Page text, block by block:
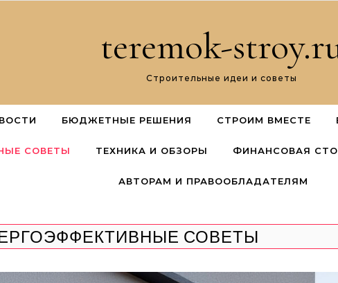
teremok-
Строительные идеи и советы
БЮДЖЕТНЫЕ РЕШЕНИЯ СТРОИМ ВМЕСТЕ
СОВЕТЫ ТЕХНИКА И ОБЗОРЫ ФИНАНСОВАЯ
АВТОРАМ И ПРАВООБЛАДАТЕЛЯМ
СОВЕТЫ